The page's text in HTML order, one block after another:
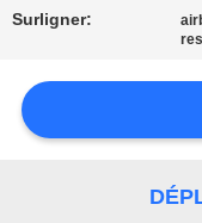
DE
QUALITÉ
NOUS
Surligner: